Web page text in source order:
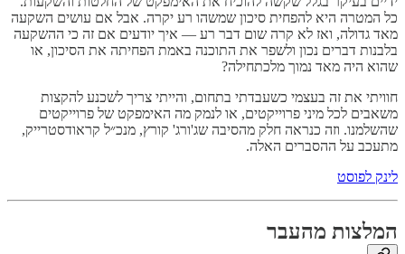
כל המטרה היא להפחית סיכון שמשהו רע יקרה. אבל אם עושים השקעה
מאד גדולה, ואז לא קרה שום דבר רע — איך יודעים אם זה כי ההשקעה
בלבנות דברים נכון ולשפר את התוכנה באמת הפחיתה את הסיכון, או
שהוא היה מאד נמוך מלכתחילה?
חוויתי את זה בעצמי כשעבדתי בתחום, והייתי צריך לשכנע להקצות
משאבים לכל מיני פרוייקטים, או לנמק מה האימפקט של פרוייקטים
שהשלמנו. וזה כנראה חלק מהסיבה שג'ורג' קורץ, מנכ״ל קראודסטרייק,
מתעכב על ההסברים האלה.
לינק לפוסט
המלצות מהעבר